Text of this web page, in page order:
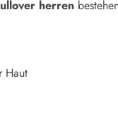
herren
Haut